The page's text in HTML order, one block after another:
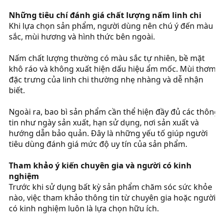
Những tiêu chí đánh giá chất lượng nấm linh chi
Khi lựa chọn sản phẩm, người dùng nên chú ý đến màu
sắc, mùi hương và hình thức bên ngoài.
Nấm chất lượng thường có màu sắc tự nhiên, bề mặt
khô ráo và không xuất hiện dấu hiệu ẩm mốc. Mùi thơm
đặc trưng của linh chi thường nhẹ nhàng và dễ nhận
biết.
Ngoài ra, bao bì sản phẩm cần thể hiện đầy đủ các thông
tin như ngày sản xuất, hạn sử dụng, nơi sản xuất và
hướng dẫn bảo quản. Đây là những yếu tố giúp người
tiêu dùng đánh giá mức độ uy tín của sản phẩm.
Tham khảo ý kiến chuyên gia và người có kinh
nghiệm
Trước khi sử dụng bất kỳ sản phẩm chăm sóc sức khỏe
nào, việc tham khảo thông tin từ chuyên gia hoặc người
có kinh nghiệm luôn là lựa chọn hữu ích.